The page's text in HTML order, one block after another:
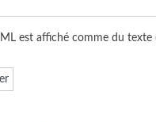
est affiché comme du